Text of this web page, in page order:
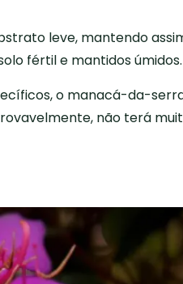
leve, mantendo
fértil e mantidos úmidos.
o manacá-da-
não terá